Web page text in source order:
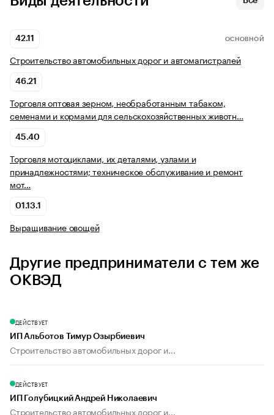
42.11 ОСНОВНОЙ
Строительство автомобильных дорог и автомагистралей
46.21
Торговля оптовая зерном, необработанным табаком,
семенами и кормами для сельскохозяйственных животн…
45.40
Торговля мотоциклами, их деталями, узлами и
принадлежностями; техническое обслуживание и ремонт
мот…
01.13.1
Выращивание овощей
Другие предприниматели с тем же
ОКВЭД
ДЕЙСТВУЕТ
ИП Альботов Тимур Озырбиевич
Строительство автомобильных дорог и...
ДЕЙСТВУЕТ
ИП Голубицкий Андрей Николаевич
Строительство автомобильных дорог и...